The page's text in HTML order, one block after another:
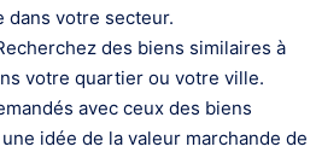
dans votre secteur.
des biens similaires à
votre quartier ou votre ville.
avec ceux des biens
idée de la valeur marchande de